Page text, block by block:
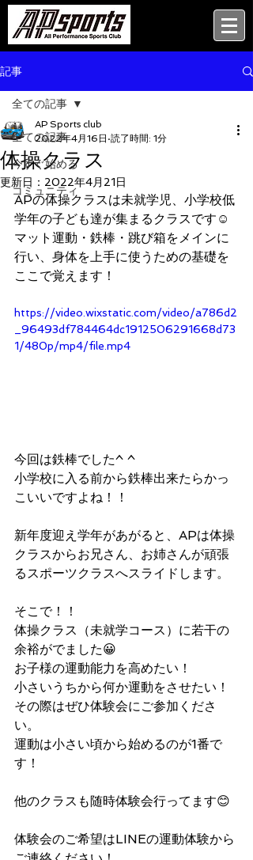
記事
全ての記事
今すぐ始める
コミュニティ
全ての記事
体操クラス
AP Sports club
2022年4月16日 読了時間: 1分
更新日： 2022年4月21日
APの体操クラスは未就学児、小学校低
学年の子ども達が集まるクラスです☺️
マット運動・鉄棒・跳び箱をメインに
行い、身体を上手に使うための基礎を
ここで覚えます！
https://video.wixstatic.com/video/a786d2
_96493df784464dc1912506291668d73
1/480p/mp4/file.mp4
今回は鉄棒でした^ ^
小学校に入る前から鉄棒出来たらかっ
こいいですよね！！
新年度迎え学年があがると、APは体操
クラスからお兄さん、お姉さんが頑張
るスポーツクラスへスライドします。
そこで！！
体操クラス（未就学コース）に若干の
余裕がでました😀
お子様の運動能力を高めたい！
小さいうちから何か運動をさせたい！
その際はぜひ体験会にご参加くださ
い。
運動は小さい頃から始めるのが1番で
す！
他のクラスも随時体験会行ってます😊
体験会のご希望はLINEの運動体験から